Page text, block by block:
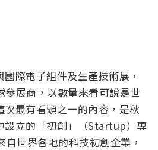
際電子組件及生產技術展，
參展商，以數量來看可說是世
最有看頭之一的內容，是秋
設立的「初創」（Startup）專
自世界各地的科技初創企業，